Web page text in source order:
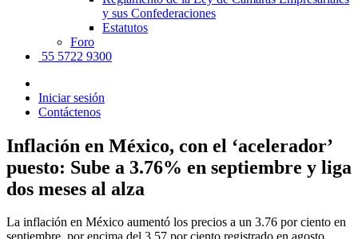
y sus Confederaciones
Estatutos
Foro
55 5722 9300
Iniciar sesión
Contáctenos
Inflación en México, con el ‘acelerador’
puesto: Sube a 3.76% en septiembre y liga
dos meses al alza
La inflación en México aumentó los precios a un 3.76 por ciento en